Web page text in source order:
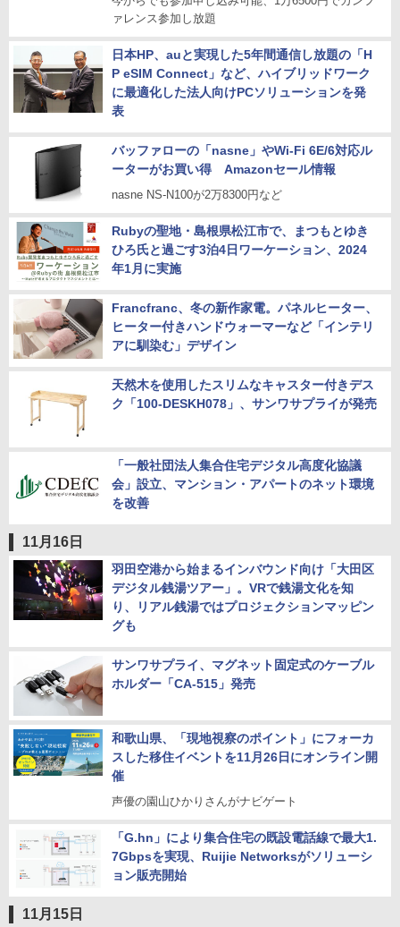
ァレンス参加し放題
日本HP、auと実現した5年間通信し放題の「H
P eSIM Connect」など、ハイブリッドワーク
に最適化した法人向けPCソリューションを発
表
バッファローの「nasne」やWi-Fi 6E/6対応ル
ーターがお買い得 Amazonセール情報
nasne NS-N100が2万8300円など
Rubyの聖地・島根県松江市で、まつもとゆき
ひろ氏と過ごす3泊4日ワーケーション、2024
年1月に実施
Francfranc、冬の新作家電。パネルヒーター、
ヒーター付きハンドウォーマーなど「インテリ
アに馴染む」デザイン
天然木を使用したスリムなキャスター付きデス
ク「100-DESKH078」、サンワサプライが発売
「一般社団法人集合住宅デジタル高度化協議
会」設立、マンション・アパートのネット環境
を改善
11月16日
羽田空港から始まるインバウンド向け「大田区
デジタル銭湯ツアー」。VRで銭湯文化を知
り、リアル銭湯ではプロジェクションマッピン
グも
サンワサプライ、マグネット固定式のケーブル
ホルダー「CA-515」発売
和歌山県、「現地視察のポイント」にフォーカ
スした移住イベントを11月26日にオンライン開
催
声優の園山ひかりさんがナビゲート
「G.hn」により集合住宅の既設電話線で最大1.
7Gbpsを実現、Ruijie Networksがソリューシ
ョン販売開始
11月15日